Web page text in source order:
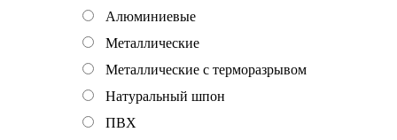
Алюминиевые
Металлические
Металлические с терморазрывом
Натуральный шпон
ПВХ